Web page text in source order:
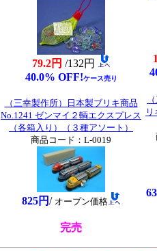
79.2円 /132円
40.0% OFF!ケース売り
（三幸製作所）日本製ブリキ商品
No.1241 ゼンマイ２輌エクスプレス
（各箱入り）（３種アソート）
商品コード：L-0019
825円/ オープン価格
完売